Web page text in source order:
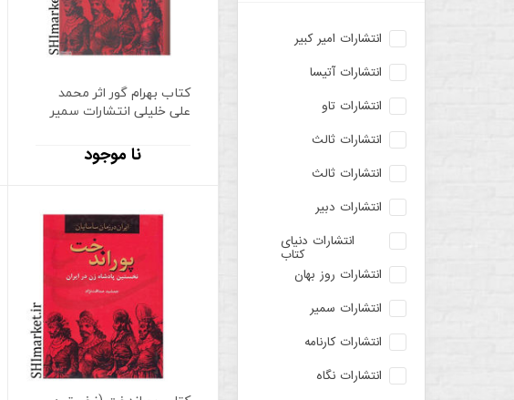
انتشارات امیر کبیر
انتشارات آتیسا
انتشارات تاو
انتشارات ثالث
انتشارات ثالث
انتشارات دبیر
انتشارات دنیای
کتاب
انتشارات روز بهان
انتشارات سمیر
انتشارات کارنامه
انتشارات نگاه
کتاب بهرام گور اثر محمد
علی خلیلی انتشارات سمیر
نا موجود